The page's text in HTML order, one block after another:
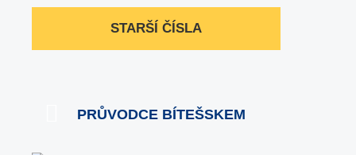
STARŠÍ ČÍSLA
PRŮVODCE BÍTEŠSKEM